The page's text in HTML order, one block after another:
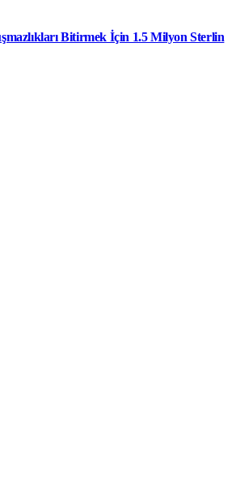
Bitirmek İçin 1.5 Milyon Sterlin